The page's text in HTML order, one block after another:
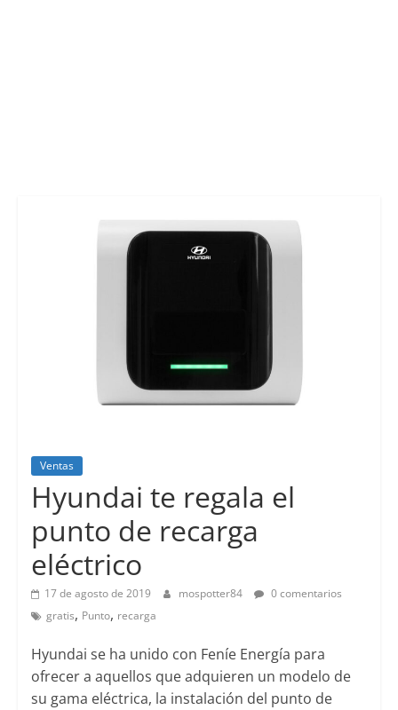
Ventas
Hyundai te regala el
punto de recarga
eléctrico
17 de agosto de 2019 mospotter84
0 comentarios
gratis, Punto, recarga
Hyundai se ha unido con Feníe Energía para
ofrecer a aquellos que adquieren un modelo de
su gama eléctrica, la instalación del punto de